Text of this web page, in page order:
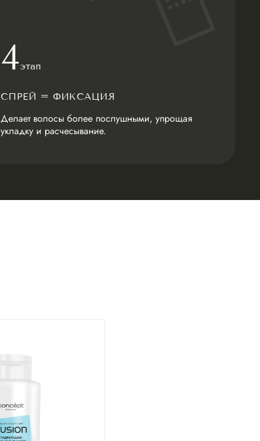
4этап
СПРЕЙ = ФИКСАЦИЯ
Делает волосы более послушными, упрощая
укладку и расчесывание.